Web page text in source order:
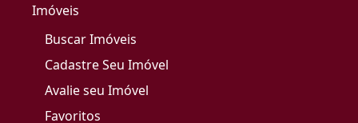
Imóveis
Buscar Imóveis
Cadastre Seu Imóvel
Avalie seu Imóvel
Favoritos